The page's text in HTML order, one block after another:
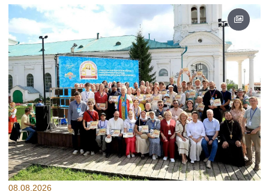
08.08.2026